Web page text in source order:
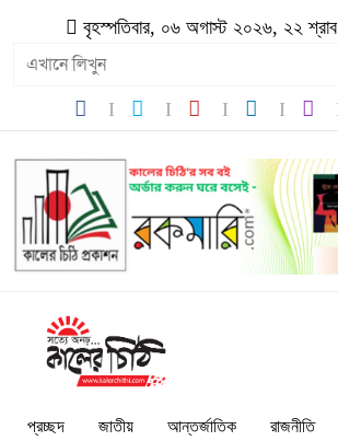
বৃহস্পতিবার, ০৬ অগাস্ট ২০২৬, ২২
প্রচ্ছদ জাতীয় আন্তর্জাতিক রাজনীতি